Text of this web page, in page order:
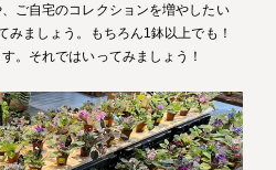
ご自宅のコレクションを増やしたい
みましょう。もちろん1鉢以上でも！
。それではいってみましょう！